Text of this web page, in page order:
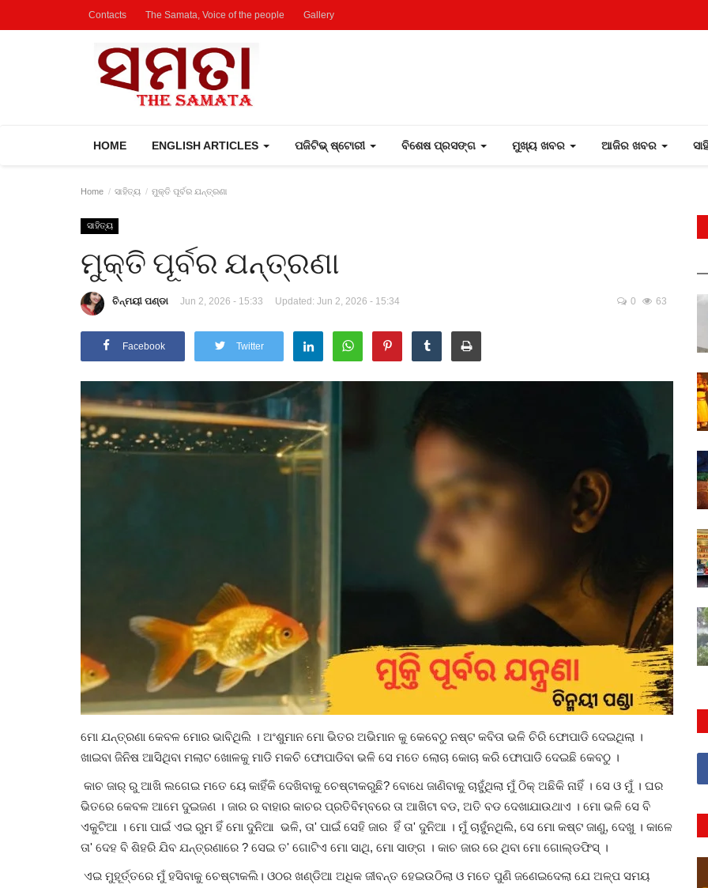
Contacts The Samata, Voice of the people Gallery
HOME ENGLISH ARTICLES ପଜିଟିଭ୍ ଷ୍ଟୋରୀ ବିଶେଷ ପ୍ରସଙ୍ଗ ମୁଖ୍ୟ ଖବର ଆଜିର ଖବର
Home ସାହିତ୍ୟ ମୁକ୍ତି ପୂର୍ବର ଯନ୍ତ୍ରଣା
ସାହିତ୍ୟ
ମୁକ୍ତି ପୂର୍ବର ଯନ୍ତ୍ରଣା
ଚିନ୍ମୟୀ ପଣ୍ଡା Jun 2, 2026 - 15:33 Updated: Jun 2, 2026 - 15:34 0 63
Facebook Twitter
ମୋ ଯନ୍ତ୍ରଣା କେବଳ ମୋର ଭାବିଥିଲି । ଅଂଶୁମାନ ମୋ ଭିତର ଅଭିମାନ କୁ କେବେଠୁ ନଷ୍ଟ କବିତା ଭଳି ଚିରି ଫୋପାଡି ଦେଇଥିଲା ।
ଖାଇବା ଜିନିଷ ଆସିଥିବା ମଲାଟ ଖୋଳକୁ ମାଡି ମକଚି ଫୋପାଡିବା ଭଳି ସେ ମତେ ଲୋଚା କୋଚା କରି ଫୋପାଡି ଦେଇଛି କେବଠୁ ।
କାଚ ଜାର୍ ରୁ ଆଖି ଲଗେଇ ମତେ ୟେ କାହିଁକି ଦେଖିବାକୁ ଚେଷ୍ଟାକରୁଛି? ବୋଧେ ଜାଣିବାକୁ ଚାହୁଁଥିଲା ମୁଁ ଠିକ୍ ଅଛିକି ନାହିଁ । ସେ ଓ ମୁଁ । ଘର
ଭିତରେ କେବଳ ଆମେ ଦୁଇଜଣ । ଜାର ର ବାହାର କାଚର ପ୍ରତିବିମ୍ବରେ ତା ଆଖିଟା ବଡ, ଅତି ବଡ ଦେଖାଯାଉଥାଏ । ମୋ ଭଳି ସେ ବି
ଏକୁଟିଆ । ମୋ ପାଇଁ ଏଇ ରୁମ ହିଁ ମୋ ଦୁନିଆ ଭଳି, ତା' ପାଇଁ ସେହି ଜାର ହିଁ ତା' ଦୁନିଆ । ମୁଁ ଚାହୁଁନଥିଲି, ସେ ମୋ କଷ୍ଟ ଜାଣୁ, ଦେଖୁ । କାଳେ
ତା' ଦେହ ବି ଶିହରି ଯିବ ଯନ୍ତ୍ରଣାରେ ? ସେଇ ତ' ଗୋଟିଏ ମୋ ସାଥି, ମୋ ସାଙ୍ଗ । କାଚ ଜାର ରେ ଥିବା ମୋ ଗୋଲ୍ଡଫିସ୍ ।
ଏଇ ମୁହୂର୍ତ୍ତରେ ମୁଁ ହସିବାକୁ ଚେଷ୍ଟାକଲି। ଓଠର ଖଣ୍ଡିଆ ଅଧିକ ଜୀବନ୍ତ ହେଇଉଠିଲା ଓ ମତେ ପୁଣି ଜଣେଇଦେଲା ଯେ ଅଳ୍ପ ସମୟ